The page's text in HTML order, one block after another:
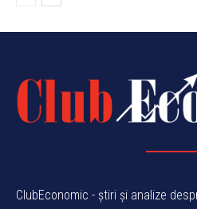
ClubEconomic - știri și analize